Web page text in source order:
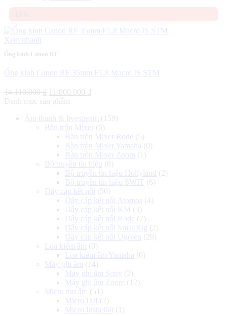
50.800.000 ₫.
Xem nhanh
Ống kính Canon RF
Ống kính Canon RF 35mm F1.8 Macro IS STM
14.110.000₫
Giá
gốc
14.110.000 ₫.
11.800.000 ₫
là:
11.800.000 ₫.
Danh mục sản phẩm
Âm thanh & livestream (159)
Bàn trộn Mixer
(6)
Bàn trộn Mixer Rode (5)
Bàn trộn Mixer Yamaha (0)
Bàn trộn Mixer Zoom (1)
Bộ truyền tín hiệu
(8)
Bộ truyền tín hiệu Hollyland
(2)
Bộ truyền tín hiệu SWIT (6)
Dây cáp kết nối (50)
Dây cáp kết nối Atomos (4)
Dây cáp kết nối KM (3)
Dây cáp kết nối Rode (7)
Dây cáp kết nối SmallRig (2)
Dây cáp kết nối Ugreen
(29)
Loa kiểm âm (0)
Loa kiểm âm Yamaha (0)
Máy ghi âm (14)
Máy ghi âm Sony (2)
Máy ghi âm Zoom (12)
Micro thu âm (51)
Micro DJI (7)
Micro Insta360 (1)